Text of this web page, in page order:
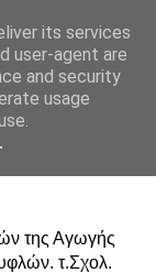
&
της Αγωγής
τ.Σχολ.
its services
user-agent are
and security
usage